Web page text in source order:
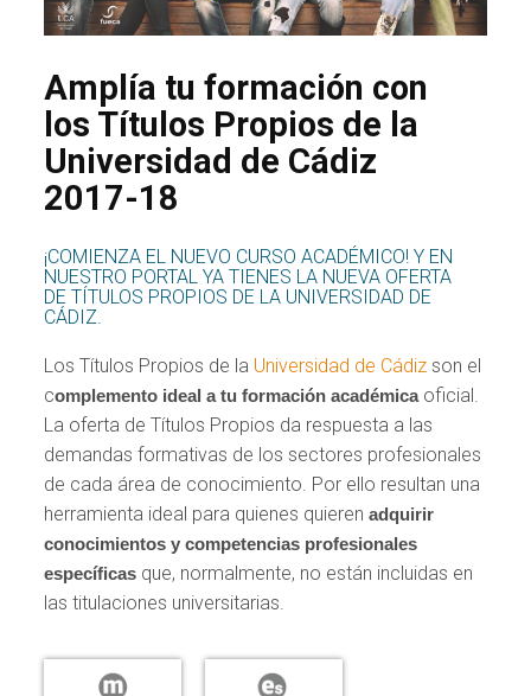
Amplía tu formación con
los Títulos Propios de la
Universidad de Cádiz
2017-18
¡COMIENZA EL NUEVO CURSO ACADÉMICO! Y EN
NUESTRO PORTAL YA TIENES LA NUEVA OFERTA
DE TÍTULOS PROPIOS DE LA UNIVERSIDAD DE
CÁDIZ.
Los Títulos Propios de la Universidad de Cádiz son el
complemento ideal a tu formación académicaoficial.
La oferta de Títulos Propios da respuesta a las
demandas formativas de los sectores profesionales
de cada área de conocimiento. Por ello resultan una
herramienta ideal para quienes quierenadquirir
conocimientos y competencias profesionales
específicas que, normalmente, no están incluidas en
las titulaciones universitarias.